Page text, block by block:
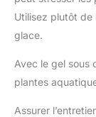
Utilisez plutôt de
glace.
Avec le gel sous
plantes
Assurer